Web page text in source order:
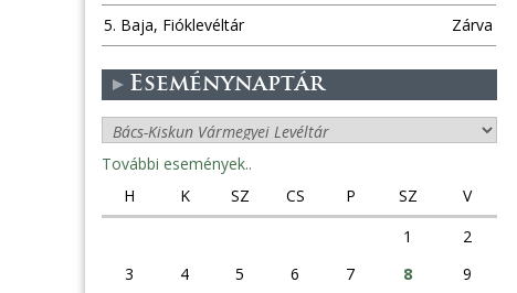
5. Baja, Fióklevéltár
Zárva
Eseménynaptár
További események..
H
K SZ CS P SZ
V
1
2
3
4 5 6 7 8
9